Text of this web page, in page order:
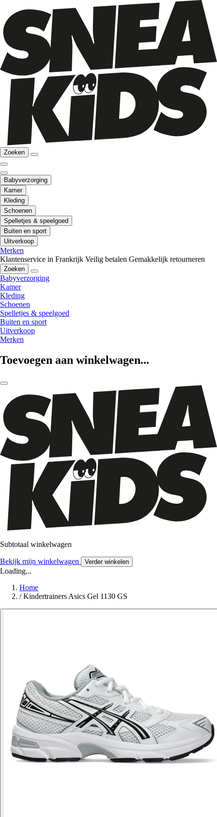
Zoeken
Babyverzorging
Kamer
Kleding
Schoenen
Spelletjes & speelgoed
Buiten en sport
Uitverkoop
Merken
Klantenservice in Frankrijk Veilig betalen Gemakkelijk retourneren
Zoeken
Babyverzorging
Kamer
Kleding
Schoenen
Spelletjes & speelgoed
Buiten en sport
Uitverkoop
Merken
Toevoegen aan winkelwagen...
Subtotaal winkelwagen
Bekijk mijn winkelwagen Verder winkelen
Loading...
Home
/ Kindertrainers Asics Gel 1130 GS